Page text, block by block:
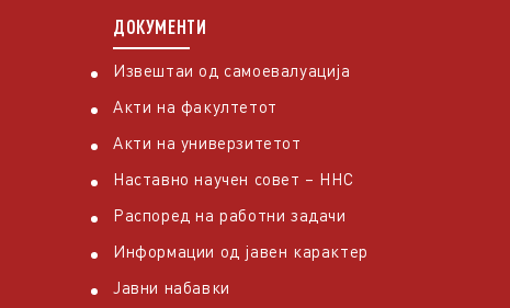
ДОКУМЕНТИ
Извештаи од самоевалуација
Акти на факултетот
Акти на универзитетот
Наставно научен совет – ННС
Распоред на работни задачи
Информации од јавен карактер
Јавни набавки